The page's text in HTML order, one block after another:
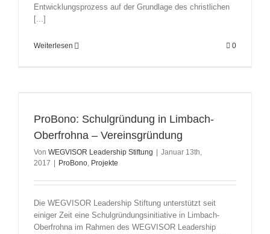
Entwicklungsprozess auf der Grundlage des christlichen
[...]
Weiterlesen 0
ProBono: Schulgründung in Limbach-
Oberfrohna – Vereinsgründung
Von WEGVISOR Leadership Stiftung
Januar 13th,
2017
ProBono, Projekte
Die WEGVISOR Leadership Stiftung unterstützt seit
einiger Zeit eine Schulgründungsinitiative in Limbach-
Oberfrohna im Rahmen des WEGVISOR Leadership